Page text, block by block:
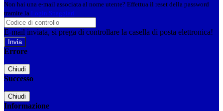
Non hai una e-mail associata al nome utente? Effettua il reset della password
tramite la Login Spaggiari
E-mail inviata, si prega di controllare la casella di posta elettronica!
Errore
Chiudi
Successo
Chiudi
Informazione